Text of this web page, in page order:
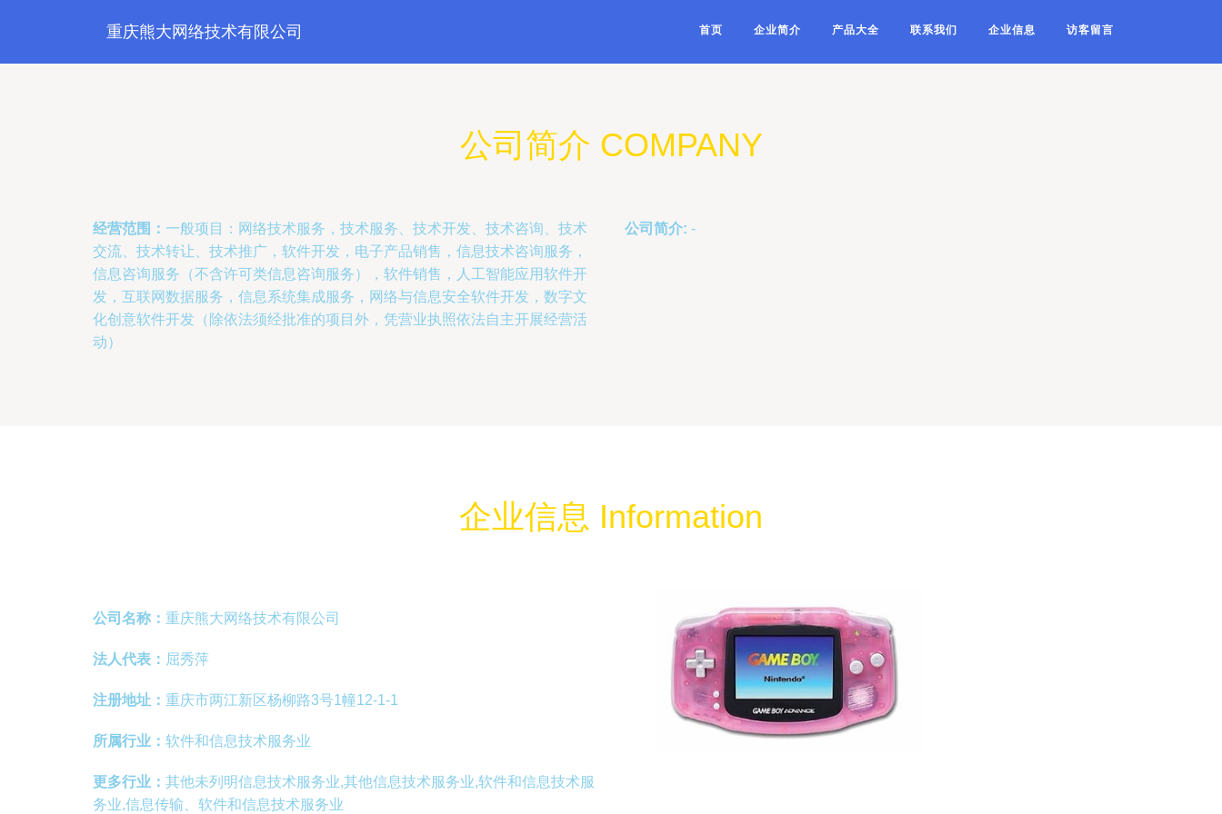
重庆熊大网络技术有限公司 首页 企业简介 产品大全 联系我们 企业信息 访客留言
公司简介 COMPANY
经营范围： 一般项目：网络技术服务，技术服务、技术开发、技术咨询、技术
交流、技术转让、技术推广，软件开发，电子产品销售，信息技术咨询服务，
信息咨询服务（不含许可类信息咨询服务），软件销售，人工智能应用软件开
发，互联网数据服务，信息系统集成服务，网络与信息安全软件开发，数字文
化创意软件开发（除依法须经批准的项目外，凭营业执照依法自主开展经营活
动）
公司简介: -
企业信息 Information
公司名称： 重庆熊大网络技术有限公司
法人代表： 屈秀萍
注册地址： 重庆市两江新区杨柳路3号1幢12-1-1
所属行业： 软件和信息技术服务业
更多行业： 其他未列明信息技术服务业,其他信息技术服务业,软件和信息技术服
务业,信息传输、软件和信息技术服务业